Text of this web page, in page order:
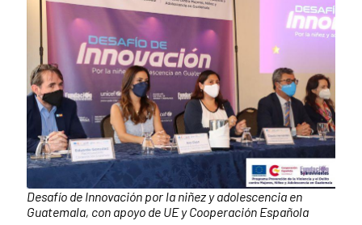
Caption:
Desafío de Innovación por la niñez y adolescencia en
Guatemala, con apoyo de UE y Cooperación Española